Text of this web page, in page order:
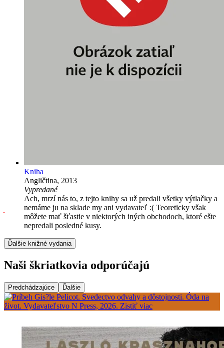
Kniha
Angličtina, 2013
Vypredané
Ach, mrzí nás to, z tejto knihy sa už predali všetky výtlačky a
nemáme ju na sklade my ani vydavateľ :( Teoreticky však
môžete mať šťastie v niektorých iných obchodoch, ktoré ešte
nepredali posledné kusy.
Ďalšie knižné vydania
Naši škriatkovia odporúčajú
Predchádzajúce Ďalšie